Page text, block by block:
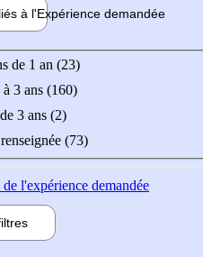
à l'Expérience demandée
de 1 an (23)
3 ans (160)
3 ans (2)
(73)
l'expérience demandée